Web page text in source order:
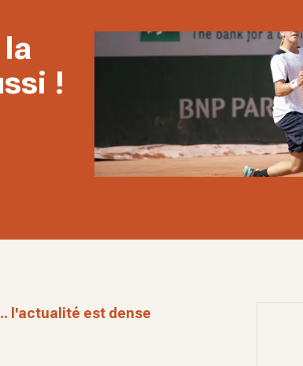
!
l'actualité est dense